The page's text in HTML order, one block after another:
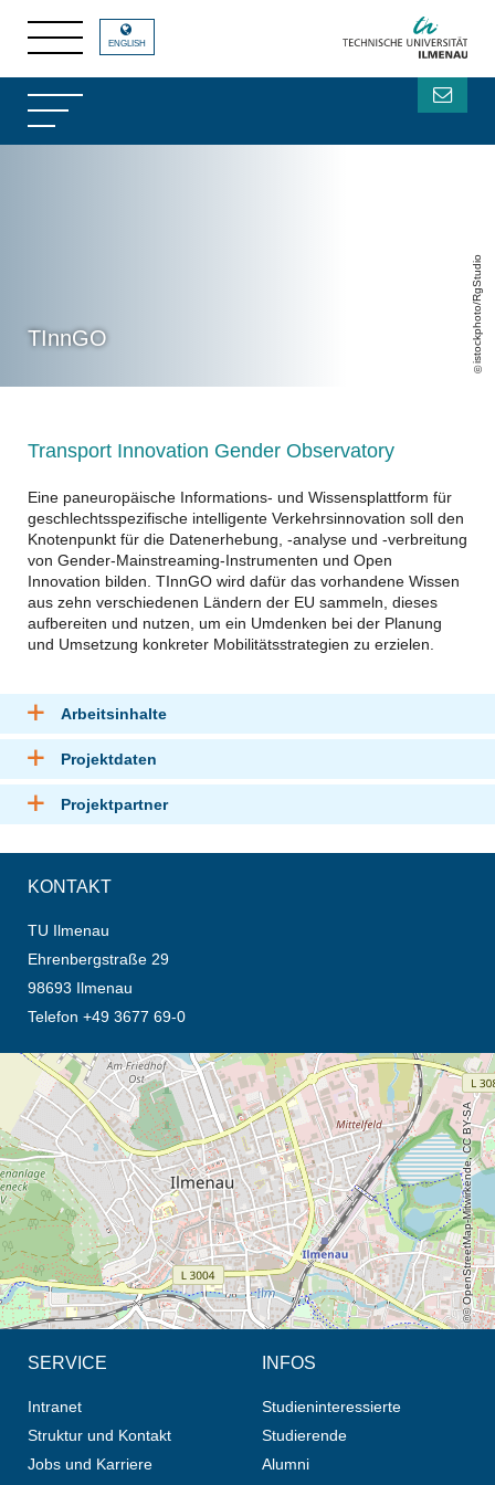
TInnGO istockphoto/RgStudio
ENGLISH
Transport Innovation Gender Observatory
Eine paneuropäische Informations- und Wissensplattform für
geschlechtsspezifische intelligente Verkehrsinnovation soll den
Knotenpunkt für die Datenerhebung, -analyse und -verbreitung
von Gender-Mainstreaming-Instrumenten und Open
Innovation bilden. TInnGO wird dafür das vorhandene Wissen
aus zehn verschiedenen Ländern der EU sammeln, dieses
aufbereiten und nutzen, um ein Umdenken bei der Planung
und Umsetzung konkreter Mobilitätsstrategien zu erzielen.
Arbeitsinhalte
Projektdaten
Projektpartner
KONTAKT
TU Ilmenau
Ehrenbergstraße 29
98693 Ilmenau
Telefon +49 3677 69-0
Öffnet die Anfahrtsbeschreibung in neuem Tab (Karte)
© OpenStreetMap-Mitwirkende, CC BY-SA
SERVICE
Intranet
Struktur und Kontakt
Jobs und Karriere
INFOS
Studieninteressierte
Studierende
Alumni